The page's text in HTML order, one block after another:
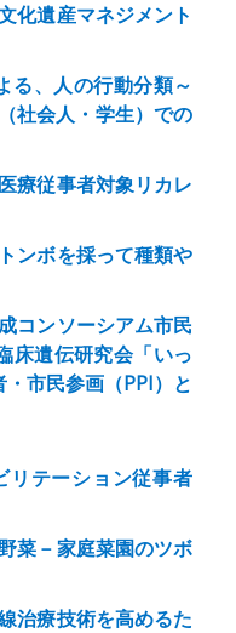
化遺産マネジメント
る、人の行動分類～
社会人・学生）での
療従事者対象リカレ
ンボを採って種類や
コンソーシアム市民
床遺伝研究会「いっ
市民参画（PPI）と
テーション従事者
菜－家庭菜園のツボ
治療技術を高めるた